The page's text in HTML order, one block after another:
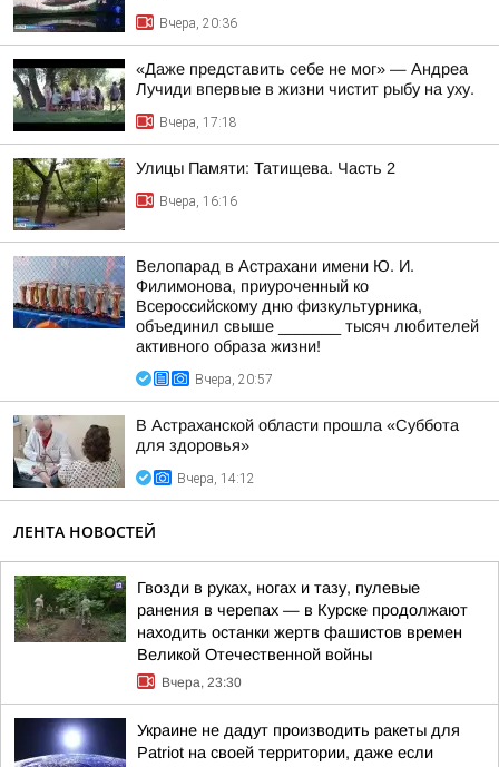
Вчера, 20:36
«Даже представить себе не мог» — Андреа
Лучиди впервые в жизни чистит рыбу на уху.
Вчера, 17:18
Улицы Памяти: Татищева. Часть 2
Вчера, 16:16
Велопарад в Астрахани имени Ю. И.
Филимонова, приуроченный ко
Всероссийскому дню физкультурника,
объединил свыше _______ тысяч любителей
активного образа жизни!
Вчера, 20:57
В Астраханской области прошла «Суббота
для здоровья»
Вчера, 14:12
ЛЕНТА НОВОСТЕЙ
Гвозди в руках, ногах и тазу, пулевые
ранения в черепах — в Курске продолжают
находить останки жертв фашистов времен
Великой Отечественной войны
Вчера, 23:30
Украине не дадут производить ракеты для
Patriot на своей территории, даже если